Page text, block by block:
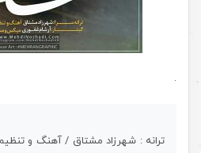
.
ترانه : شهرزاد مشتاق / آهنگ و